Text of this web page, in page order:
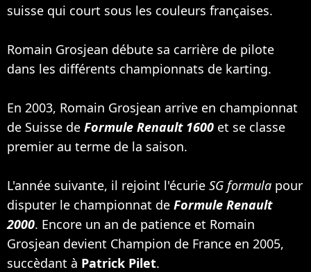
suisse qui court sous les couleurs françaises.
Romain Grosjean débute sa carrière de pilote
dans les différents championnats de karting.
En 2003, Romain Grosjean arrive en championnat
de Suisse de Formule Renault 1600 et se classe
premier au terme de la saison.
L'année suivante, il rejoint l'écurie SG formula pour
disputer le championnat de Formule Renault
2000. Encore un an de patience et Romain
Grosjean devient Champion de France en 2005,
succèdant à Patrick Pilet.